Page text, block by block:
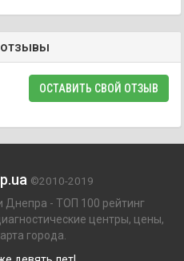
ОСТАВИТЬ СВОЙ ОТЗЫВ
©2010-2019
Днепра - ТОП 100 рейтинг
центры, цены,
города.